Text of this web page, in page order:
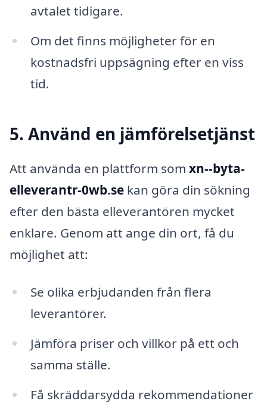
avtalet tidigare.
Om det finns möjligheter för en
kostnadsfri uppsägning efter en viss
tid.
5. Använd en jämförelsetjänst
Att använda en plattform som xn--byta-
elleverantr-0wb.se kan göra din sökning
efter den bästa elleverantören mycket
enklare. Genom att ange din ort, få du
möjlighet att:
Se olika erbjudanden från flera
leverantörer.
Jämföra priser och villkor på ett och
samma ställe.
Få skräddarsydda rekommendationer